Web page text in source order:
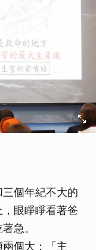
個年紀不大的
眼睜睜看著爸
急。
個大：「主